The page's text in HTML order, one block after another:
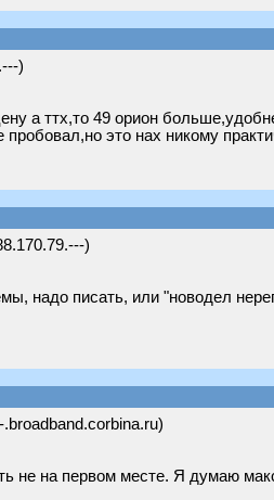
)
а ттх,то 49 орион
пробовал,но это нах никому
)
надо писать, или "новодел
.broadband.corbina.ru)
не на первом месте. Я думаю